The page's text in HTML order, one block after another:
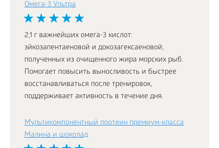
Омега-3 Ультра
2,1 г важнейших омега-3 кислот:
эйкозапентаеновой и докозагексаеновой,
полученных из очищенного жира морских рыб.
Помогает повысить выносливость и быстрее
восстанавливаться после тренировок,
поддерживает активность в течение дня.
Мультикомпонентный протеин премиум-класса
Малина и шоколад